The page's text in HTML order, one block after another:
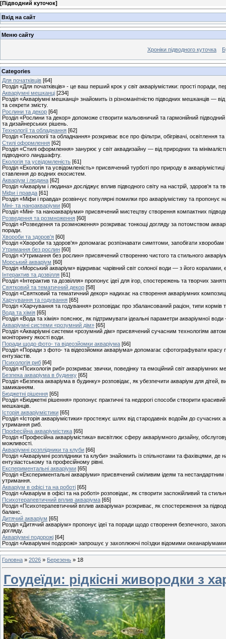
[Підводний куточок]
Вхід на сайт
Меню сайту
Хроніки підводного куточка
Categories
Для початківців [64]
Розділ «Для початківців» - це ваш перший крок у світ акваріумістики: прості поради,
Акваріумні мешканці [234]
Розділ «Акваріумні мешканці» знайомить із різноманітністю підводних мешканців —
та секрети змісту.
Рослини та декор [64]
Розділ «Рослини та декор» допоможе створити мальовничий та гармонійний
та дизайнерських рішень.
Технології та обладнання [62]
Розділ «Технології та обладнання» розкриває все про фільтри, обігрівачі, освітлення
Стилі оформлення [62]
Розділ «Стилі оформлення» занурює у світ аквадизайну — від природних та
підводного ландшафту.
Екологія та усвідомленість [61]
Розділ «Екологія та усвідомленість» присвячений турботі про природу в
ставлення до водних екосистем.
Акваріум і людина [62]
Розділ «Акваріум і людина» досліджує вплив підводного світу на настрій, здоров'я
Міфи і правда [61]
Розділ «Міфи і правда» розвінчує популярні помилки про акваріумістику та пропонує
Міні- та наноакваріуми [60]
Розділ «Міні- та наноакваріуми» присвячений мистецтву створення компактних
Розведення та розмноження [60]
Розділ «Розведення та розмноження» розкриває тонкощі догляду за потомством
поради.
Хвороби та здоров'я [60]
Розділ «Хвороби та здоров'я» допомагає розпізнавати симптоми, запобігати
Утримання без рослин [60]
Розділ «Утримання без рослин» присвячений створенню чистого та стильного
Морський акваріум [60]
Розділ «Морський акваріум» відкриває чарівний світ солоної води — з його
Інтерактив та дозвілля [61]
Розділ «Інтерактив та дозвілля» пропонує ідеї для ігор, спостережень та творчих
Святковий та тематичний декор [58]
Розділ «Святковий та тематичний декор» надихає на створення акваріумних
Харчування та годування [65]
Розділ «Харчування та годування» розповідає про збалансований раціон, типи
Вода та хімія [65]
Розділ «Вода та хімія» пояснює, як підтримувати ідеальні параметри акваріумної
Акваріумні системи «розумний дім» [65]
Розділ «Акваріумні системи «розумний дім» присвячений сучасним технологіям
моніторингу якості води.
Поради щодо фото- та відеозйомки акваріума [66]
Розділ «Поради з фото- та відеозйомки акваріума» допомагає сфотографувати красу
ентузіастів.
Психологія риб [64]
Розділ «Психологія риб» розкриває звички, поведінку та емоційний світ акваріумних
Безпека акваріума в будинку [65]
Розділ «Безпека акваріума в будинку» розповідає, як убезпечити акваріум для дітей,
замиканням.
Бюджетні рішення [65]
Розділ «Бюджетні рішення» пропонує практичні та недорогі способи створити
мешканців.
Історія акваріумістики [65]
Розділ «Історія акваріумістики» простежує шлях від стародавніх водойм до
утримання риб.
Професійна акваріумістика [65]
Розділ «Професійна акваріумістика» висвітлює сферу акваріумного дизайну,
можливості.
Акваріумні розплідники та клуби [66]
Розділ «Акваріумні розплідники та клуби» знайомить із спільнотами та фахівцями,
ентузіастському та професійному рівні.
Експериментальні акваріуми [65]
Розділ «Експериментальні акваріуми» присвячений сміливим ідеям та
утримання.
Акваріум в офісі та на роботі [65]
Розділ «Акваріум в офісі та на роботі» розповідає, як створити заспокійливий та
Психотерапевтичний вплив акваріума [65]
Розділ «Психотерапевтичний вплив акваріума» розкриває, як спостереження за
баланс.
Дитячий акваріум [65]
Розділ «Дитячий акваріум» пропонує ідеї та поради щодо створення безпечного,
догляду.
Акваріумні подорожі [64]
Розділ «Акваріумні подорожі» запрошує у захоплюючі поїздки відомими
Головна » 2026 » Березень » 18
Гоудеїди: рідкісні живородки з